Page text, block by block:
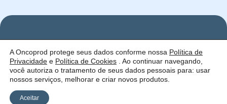
Uma empresa:
Quem
somos
Como
atuamos
ofercemos
Serviços
Catálogo
Siga
nas
Redes
A Oncoprod protege seus dados conforme nossa Política de
Privacidade e Política de Cookies . Ao continuar navegando,
você autoriza o tratamento de seus dados pessoais para: usar
nossos serviços, melhorar e criar novos produtos.
Aceitar